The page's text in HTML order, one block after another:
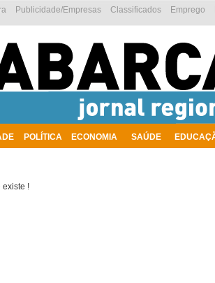
POLÍTICA ECONOMIA SAÚDE
Emprego
Classificados
Publicidade/Empresas
existe !